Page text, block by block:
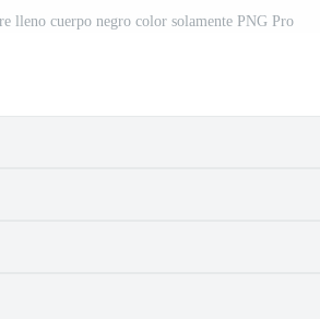
lleno cuerpo negro color solamente PNG Pro